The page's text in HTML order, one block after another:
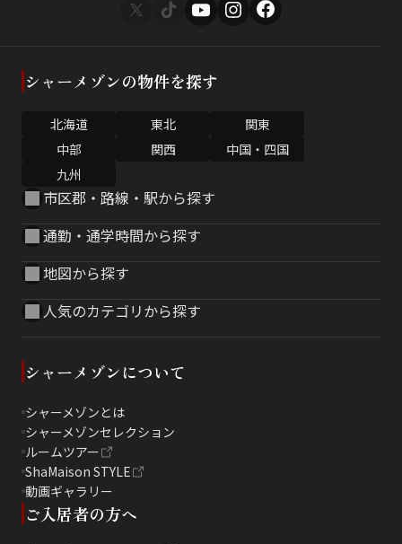
シャーメゾンの物件を探す
北海道 東北
関東
中部
関西
中国・四国
九州
市区郡・路線・駅から探す
通勤・通学時間から探す
地図から探す
人気のカテゴリから探す
シャーメゾンについて
シャーメゾンとは
シャーメゾンセレクション
ルームツアー
ShaMaison STYLE
動画ギャラリー
ご入居者の方へ